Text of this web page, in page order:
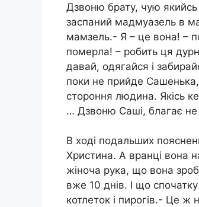
Дзвоню брату, чую якийсь
заспаний мадмуазель в
мамзель.- Я – це вона! –
померла! – робить ця
давай, одягайся і
поки не прийде Сашенька,
стороння людина. Якісь
… Дзвоню Саші, благає не
В ході подальших
Христина. А вранці вона
жіноча рука, що вона
вже 10 днів. І що
котлеток і пирогів.- Це